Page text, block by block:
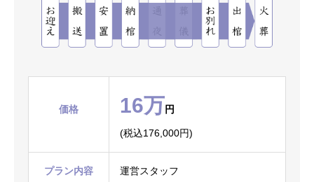
価格 16万円
(税込176,000円)
プラン内容
運営スタッフ